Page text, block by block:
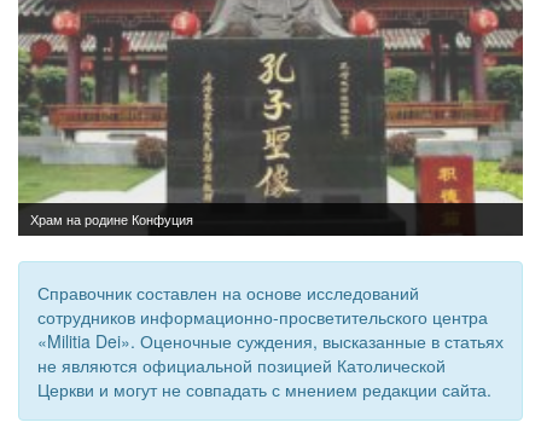
Справочник составлен на основе исследований
сотрудников информационно-просветительского центра
«Militia Dei». Оценочные суждения, высказанные в статьях
не являются официальной позицией Католической
Церкви и могут не совпадать с мнением редакции сайта.